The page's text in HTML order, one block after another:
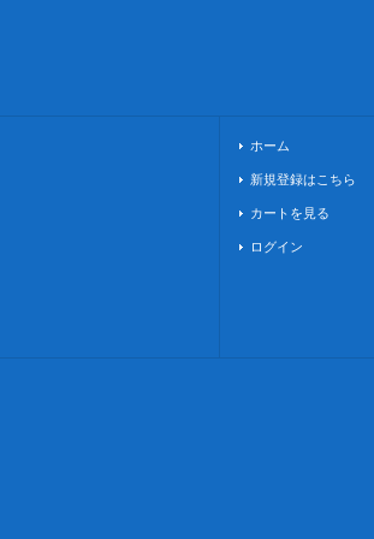
ホーム
新規登録はこちら
カートを見る
ログイン